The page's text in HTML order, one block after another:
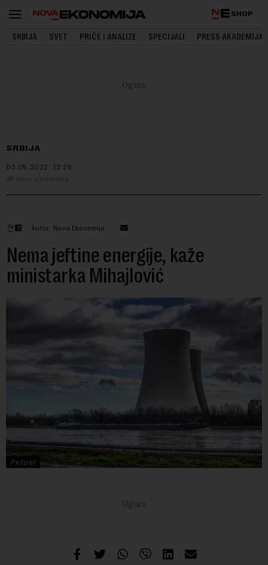
SHOP
SRBIJA SVET PRIČE I ANALIZE SPECIJALI PRESS AKADEMIJA
SRBIJA
03.05.2022. 12:26
Nova ekonomija
Autor: Nova Ekonomija
Nema jeftine energije, kaže
ministarka Mihajlović
Pxfuel